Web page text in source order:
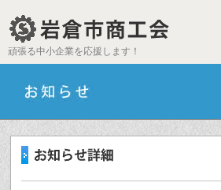
頑張る中小企業を応援します！